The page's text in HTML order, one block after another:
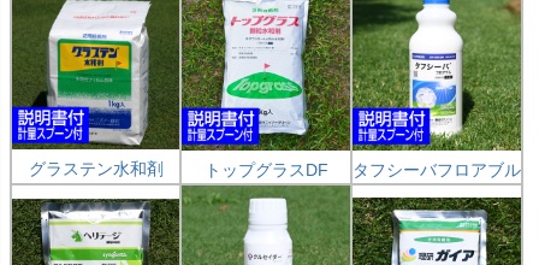
グラステン水和剤 トップグラスDF タフシーバフロアブル